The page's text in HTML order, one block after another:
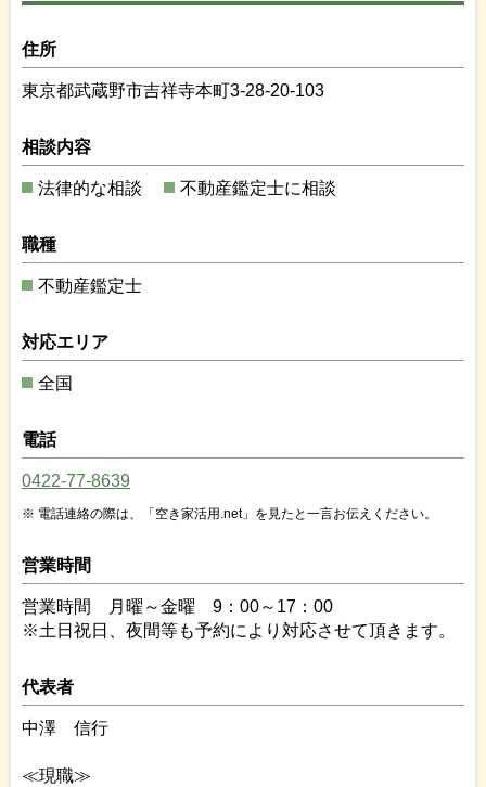
住所
東京都武蔵野市吉祥寺本町3-28-20-103
相談内容
法律的な相談 不動産鑑定士に相談
職種
不動産鑑定士
対応エリア
全国
電話
0422-77-8639
電話連絡の際は、「空き家活用.net」を見たと一言お伝えください。
営業時間
営業時間 月曜～金曜 9：00～17：00
※土日祝日、夜間等も予約により対応させて頂きます。
代表者
中澤 信行
≪現職≫